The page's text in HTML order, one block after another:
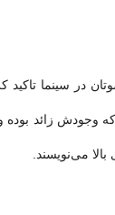
در سینما تاکید
زائد بوده
می‌نویسند.